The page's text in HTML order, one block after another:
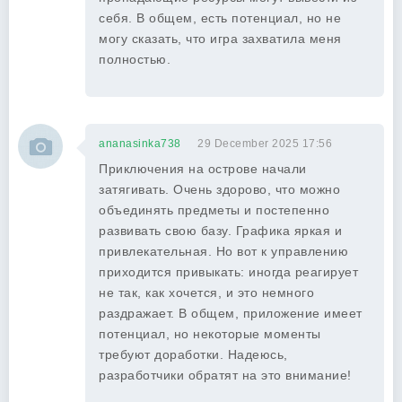
себя. В общем, есть потенциал, но не
могу сказать, что игра захватила меня
полностью.
ananasinka738 29 December 2025 17:56
Приключения на острове начали
затягивать. Очень здорово, что можно
объединять предметы и постепенно
развивать свою базу. Графика яркая и
привлекательная. Но вот к управлению
приходится привыкать: иногда реагирует
не так, как хочется, и это немного
раздражает. В общем, приложение имеет
потенциал, но некоторые моменты
требуют доработки. Надеюсь,
разработчики обратят на это внимание!